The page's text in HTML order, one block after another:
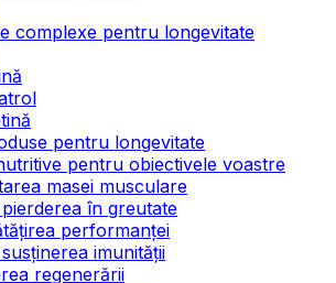
complexe pentru longevitate
pentru longevitate
pentru obiectivele voastre
masei musculare
în greutate
performanței
imunității
regenerării